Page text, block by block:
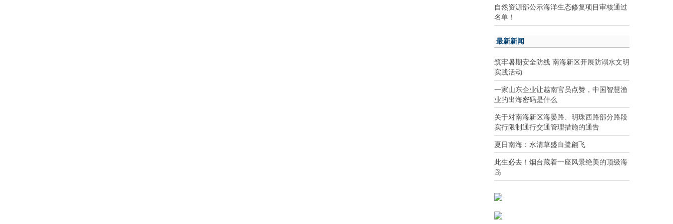
自然资源部公示海洋生态修复项目审核通过
名单！
最新新闻
筑牢暑期安全防线 南海新区开展防溺水文明
实践活动
一家山东企业让越南官员点赞，中国智慧渔
业的出海密码是什么
关于对南海新区海晏路、明珠西路部分路段
实行限制通行交通管理措施的通告
夏日南海：水清草盛白鹭翩飞
此生必去！烟台藏着一座风景绝美的顶级海
岛